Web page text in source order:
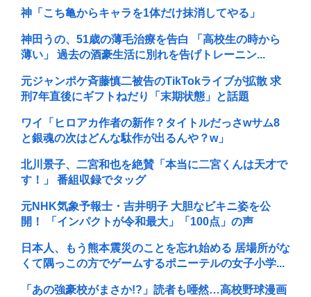
神「こち亀からキャラを1体だけ抹消してやる」
神田うの、51歳の薄毛治療を告白 「高校生の時から
薄い」 過去の酒豪生活に別れを告げトレーニン...
元ジャンポケ斉藤慎二被告のTikTokライブが拡散 求
刑7年直後にギフトねだり「末期状態」と話題
ワイ「ヒロアカ作者の新作？タイトルだっさwサム8
と銀魂の次はどんな駄作が出るんや？w」
北川景子、二宮和也を絶賛「本当に二宮くんは天才で
す！」 番組収録でタッグ
元NHK気象予報士・吉井明子 大胆なビキニ姿を公
開！ 「インパクトが令和最大」「100点」の声
日本人、もう熊本震災のことを忘れ始める 居場所がな
くて隅っこの方でゲームするポニーテルの女子小学...
「あの強豪校がまさか!?」読者も唖然…高校野球漫画